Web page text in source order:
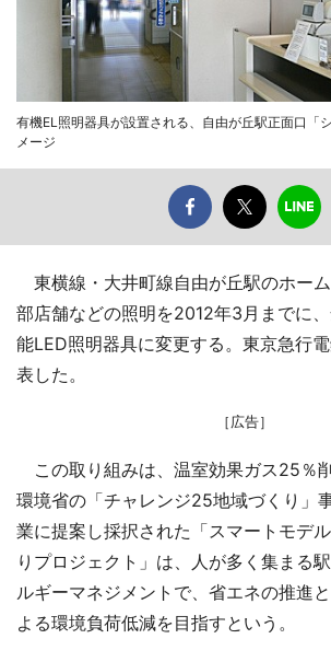
有機EL照明器具が設置される、自由が丘駅正面口「
メージ
東横線・大井町線自由が丘駅のホー
部店舗などの照明を2012年3月までに
能LED照明器具に変更する。東京急行
表した。
［広告］
この取り組みは、温室効果ガス25％
環境省の「チャレンジ25地域づくり」
業に提案し採択された「スマートモデ
りプロジェクト」は、人が多く集まる
ルギーマネジメントで、省エネの推進
よる環境負荷低減を目指すという。